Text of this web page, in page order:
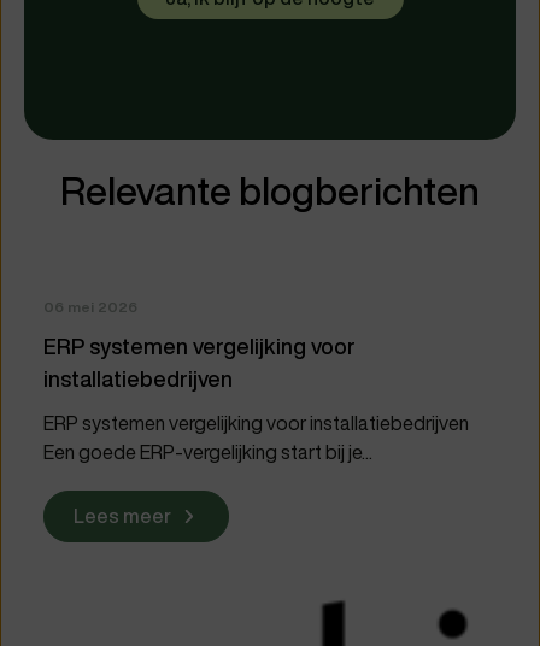
Relevante blogberichten
06 mei 2026
ERP systemen vergelijking voor
installatiebedrijven
ERP systemen vergelijking voor installatiebedrijven
Een goede ERP-vergelijking start bij je...
Lees meer